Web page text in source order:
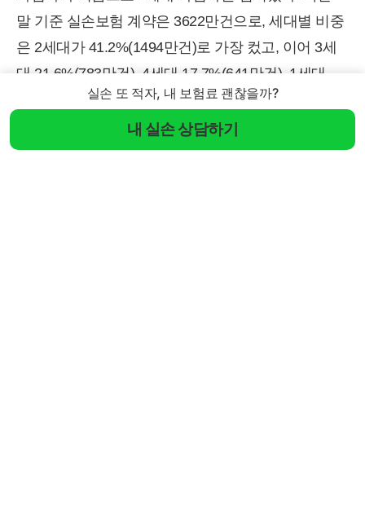
말 기준 실손보험 계약은 3622만건으로, 세대별 비중
은 2세대가 41.2%(1494만건)로 가장 컸고, 이어 3세
대 21.6%(783만건), 4세대 17.7%(641만건), 1세대
17.1%(618만건) 순이었다.
실손 또 적자, 내 보험료 괜찮을까?
내 실손 상담하기